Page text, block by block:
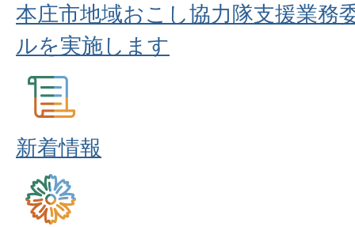
本庄市地域おこし協力隊支援業務
ルを実施します
新着情報